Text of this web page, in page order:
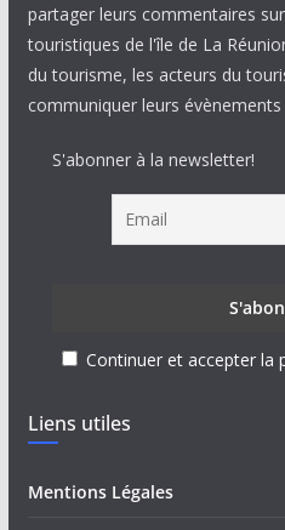
partager leurs commentaires
touristiques de l'île de La
du tourisme, les acteurs du
communiquer leurs évènements
S'abonner à la newsletter!
Continuer et accepter la
Liens utiles
Mentions Légales